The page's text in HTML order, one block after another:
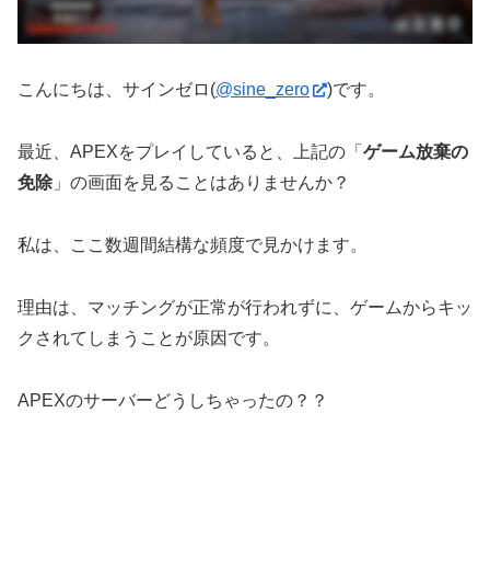
こんにちは、サインゼロ(@sine_zero )です。
最近、APEXをプレイしていると、上記の「 ゲーム放棄の
免除」の画面を見ることはありませんか？
私は、ここ数週間結構な頻度で見かけます。
理由は、マッチングが正常が行われずに、ゲームからキッ
クされてしまうことが原因です。
APEXのサーバーどうしちゃったの？？